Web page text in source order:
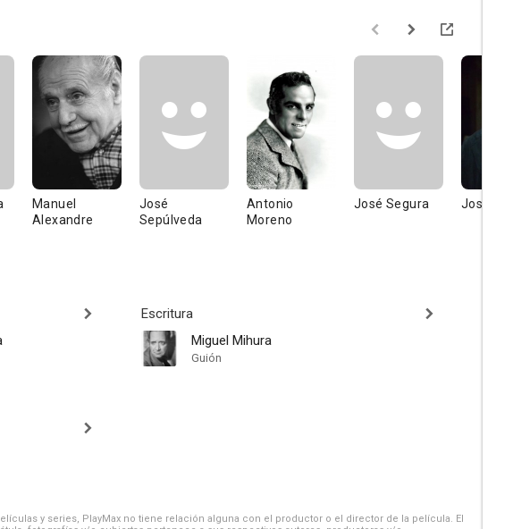
Manuel
Alexandre
José
Sepúlveda
Antonio
Moreno
José Segura José Vivó
Escritura
Miguel Mihura
Guión
y series, PlayMax no tiene relación alguna con el productor o el director de la película. El